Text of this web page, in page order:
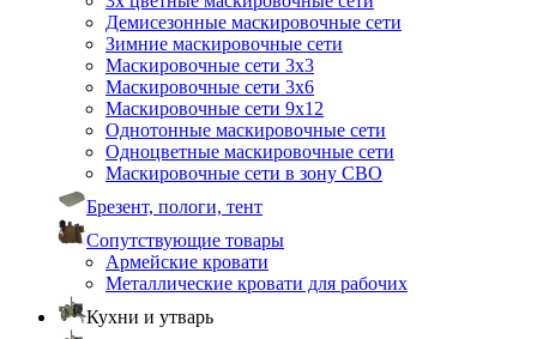
Демисезонные маскировочные сети
Зимние маскировочные сети
Маскировочные сети 3х3
Маскировочные сети 3х6
Маскировочные сети 9х12
Однотонные маскировочные сети
Одноцветные маскировочные сети
Маскировочные сети в зону СВО
Брезент, пологи, тент
Сопутствующие товары
Армейские кровати
Металлические кровати для рабочих
Кухни и утварь